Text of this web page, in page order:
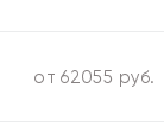
от 62055 руб.